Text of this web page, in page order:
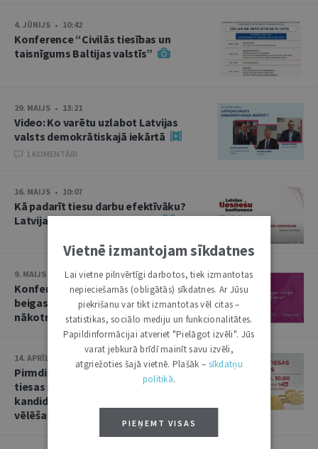
4. JŪNIJS • 10:42
Konference “Civilās tiesības un
taisnīgums Baltijas valstīs”
29. MAIJS • 13:21
Video: Ko varētu uzlabot Latvijas
valsts demokrātiskajā iekārtā
1 KOMENTĀRI
16. MAIJS • 10:07
Kā padarīt tiesu darbu efektīvāku?
Latvijas tiesnešu konference
9. MAIJS • 13:50
Konference “Otrā pasaules kara
beigas Eiropā un Baltija: nolaupītā
nākotne”
14. APRĪLIS • 10:13
Pirmdien plēnumā – Augstākās
tiesas priekšsēdētāja amata
kandidāta izvirzīšana un divas
vēlēšanas
Vietnē izmantojam sīkdatnes
Lai vietne pilnvērtīgi darbotos, tiek izmantotas
nepieciešamās (obligātās) sīkdatnes. Ar Jūsu
piekrišanu var tikt izmantotas vēl citas –
statistikas, sociālo mediju un funkcionalitātes.
Papildinformācijai atveriet "Pielāgot izvēli". Jūs
varat jebkurā brīdī mainīt savu izvēli,
atgriežoties šajā vietnē. Plašāk – sīkdatņu
politikā.
PIEŅEMT VISAS